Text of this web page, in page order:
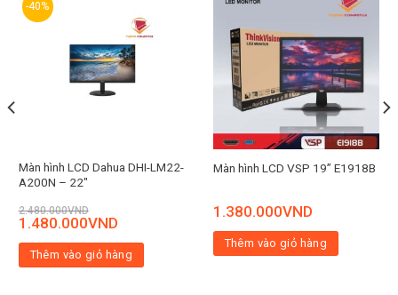
-40%
Màn hình LCD Dahua DHI-LM22-
A200N – 22″
2.480.000VND
1.480.000VND
Thêm vào giỏ hàng
Màn hình LCD VSP 19” E1918B
1.380.000VND
Thêm vào giỏ hàng